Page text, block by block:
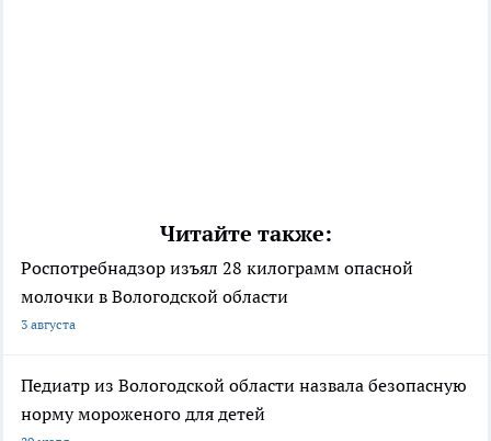
Читайте также:
Роспотребнадзор изъял 28 килограмм опасной
молочки в Вологодской области
3 августа
Педиатр из Вологодской области назвала безопасную
норму мороженого для детей